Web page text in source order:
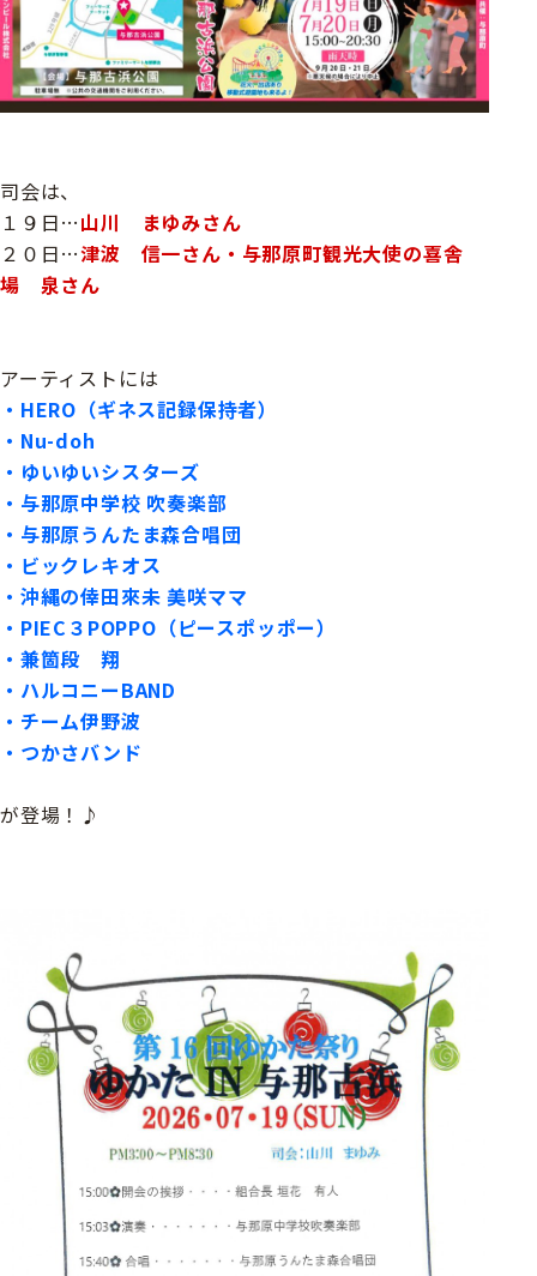
司会は、
１９日…山川 まゆみさん
２０日…津波 信一さん・与那原町観光大使の喜舎
場 泉さん
アーティストには
・HERO（ギネス記録保持者）
・Nu-doh
・ゆいゆいシスターズ
・与那原中学校 吹奏楽部
・与那原うんたま森合唱団
・ビックレキオス
・沖縄の倖田來未 美咲ママ
・PIEC３POPPO（ピースポッポー）
・兼箇段 翔
・ハルコニーBAND
・チーム伊野波
・つかさバンド
が登場！♪